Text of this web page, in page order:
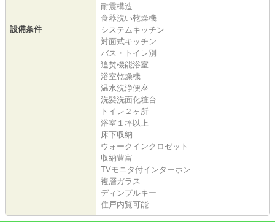
設備条件
耐震構造
食器洗い乾燥機
システムキッチン
対面式キッチン
バス・トイレ別
追焚機能浴室
浴室乾燥機
温水洗浄便座
洗髪洗面化粧台
トイレ２ヶ所
浴室１坪以上
床下収納
ウォークインクロゼット
収納豊富
TVモニタ付インターホン
複層ガラス
ディンプルキー
住戸内覧可能